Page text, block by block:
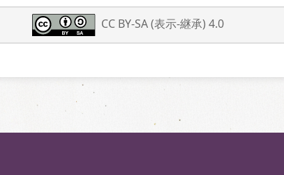
CC BY-SA (表示-継承) 4.0